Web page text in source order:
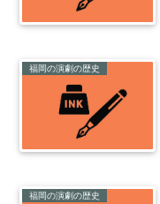
福岡の演劇の歴史
福岡の演劇の歴史